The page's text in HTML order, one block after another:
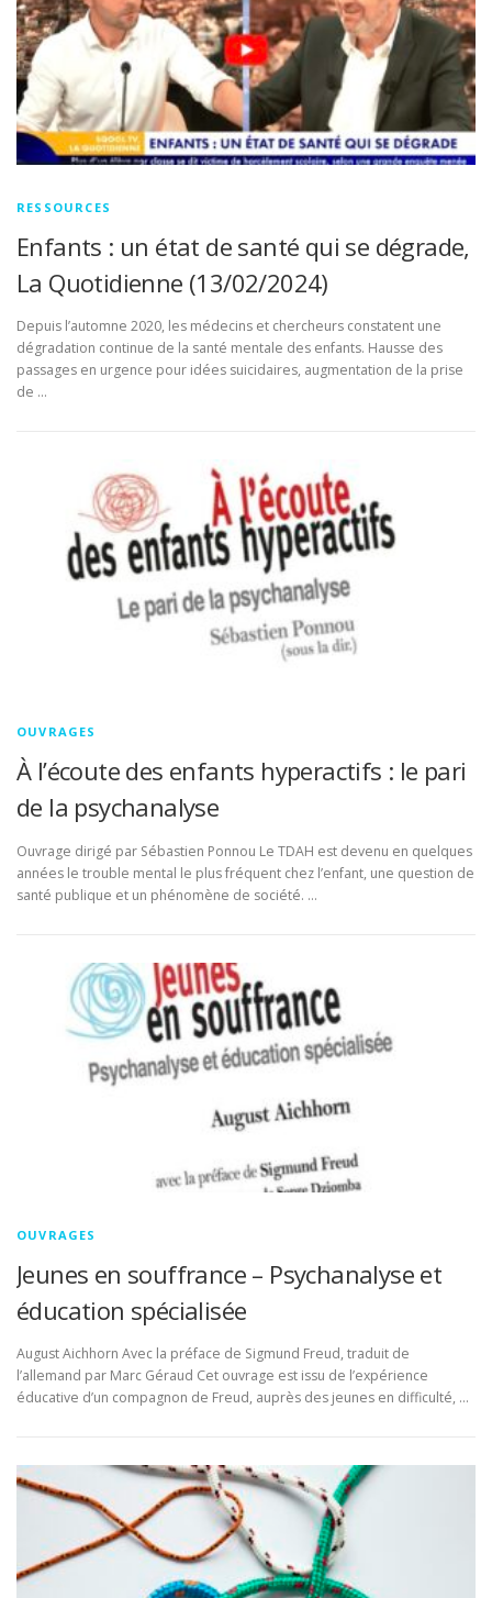
RESSOURCES
Enfants : un état de santé qui se dégrade,
La Quotidienne (13/02/2024)
Depuis l’automne 2020, les médecins et chercheurs constatent une
dégradation continue de la santé mentale des enfants. Hausse des
passages en urgence pour idées suicidaires, augmentation de la prise
de …
OUVRAGES
À l’écoute des enfants hyperactifs : le pari
de la psychanalyse
Ouvrage dirigé par Sébastien Ponnou Le TDAH est devenu en quelques
années le trouble mental le plus fréquent chez l’enfant, une question de
santé publique et un phénomène de société. …
OUVRAGES
Jeunes en souffrance – Psychanalyse et
éducation spécialisée
August Aichhorn Avec la préface de Sigmund Freud, traduit de
l’allemand par Marc Géraud Cet ouvrage est issu de l’expérience
éducative d’un compagnon de Freud, auprès des jeunes en difficulté, …